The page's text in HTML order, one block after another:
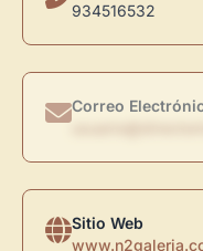
934516532
Correo
Sitio Web